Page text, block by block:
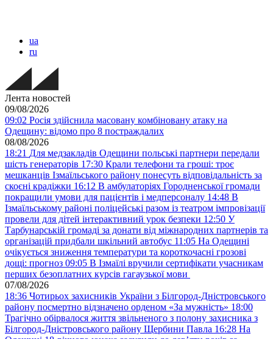
ua
ru
Лента новостей
09/08/2026
09:02 Росія здійснила масовану комбіновану атаку на
Одещину: відомо про 8 постраждалих
08/08/2026
18:21 Для медзакладів Одещини польські партнери передали
шість генераторів 17:30 Крали телефони та гроші: троє
мешканців Ізмаїльського району понесуть відповідальність за
скоєні крадіжки 16:12 В амбулаторіях Городненської громади
покращили умови для пацієнтів і медперсоналу 14:48 В
Ізмаїльському районі поліцейські разом із театром імпровізації
провели для дітей інтерактивний урок безпеки 12:50 У
Тарбунарській громаді за донати від міжнародних партнерів та
організацій придбали шкільний автобус 11:05 На Одещині
очікується зниження температури та короткочасні грозові
дощі: прогноз 09:05 В Ізмаїлі вручили сертифікати учасникам
перших безоплатних курсів гагаузької мови
07/08/2026
18:36 Чотирьох захисників України з Білгород-Дністровського
району посмертно відзначено орденом «За мужність» 18:00
Трагічно обірвалося життя звільненого з полону захисника з
Білгород-Дністровського району Щербини Павла 16:28 На